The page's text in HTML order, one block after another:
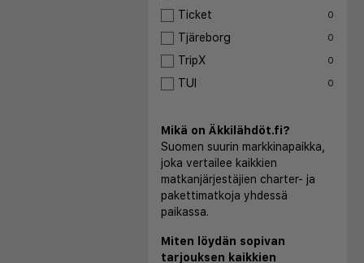
Ticket 0
Tjäreborg 0
TripX 0
TUI 0
Mikä on Äkkilähdöt.fi?
Suomen suurin markkinapaikka,
joka vertailee kaikkien
matkanjärjestäjien charter- ja
pakettimatkoja yhdessä
paikassa.
Miten löydän sopivan
tarjouksen kaikkien